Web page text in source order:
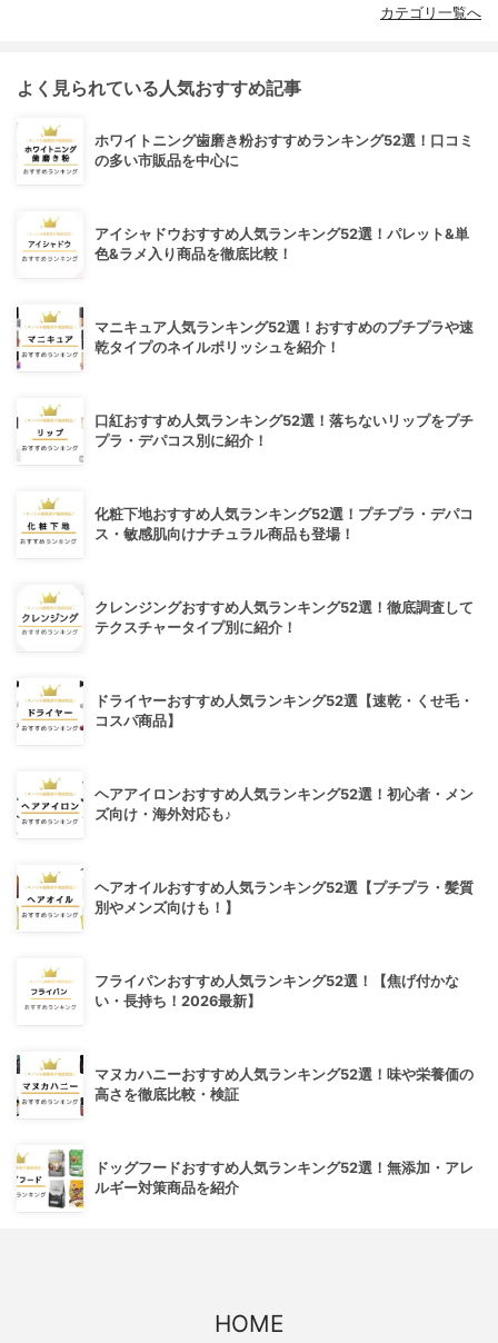
カテゴリ一覧へ
よく見られている人気おすすめ記事
ホワイトニング歯磨き粉おすすめランキング52選！口コミ
の多い市販品を中心に
アイシャドウおすすめ人気ランキング52選！パレット&単
色&ラメ入り商品を徹底比較！
マニキュア人気ランキング52選！おすすめのプチプラや速
乾タイプのネイルポリッシュを紹介！
口紅おすすめ人気ランキング52選！落ちないリップをプチ
プラ・デパコス別に紹介！
化粧下地おすすめ人気ランキング52選！プチプラ・デパコ
ス・敏感肌向けナチュラル商品も登場！
クレンジングおすすめ人気ランキング52選！徹底調査して
テクスチャータイプ別に紹介！
ドライヤーおすすめ人気ランキング52選【速乾・くせ毛・
コスパ商品】
ヘアアイロンおすすめ人気ランキング52選！初心者・メン
ズ向け・海外対応も♪
ヘアオイルおすすめ人気ランキング52選【プチプラ・髪質
別やメンズ向けも！】
フライパンおすすめ人気ランキング52選！【焦げ付かな
い・長持ち！2026最新】
マヌカハニーおすすめ人気ランキング52選！味や栄養価の
高さを徹底比較・検証
ドッグフードおすすめ人気ランキング52選！無添加・アレ
ルギー対策商品を紹介
HOME